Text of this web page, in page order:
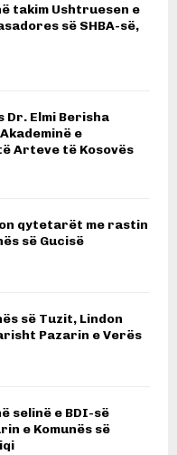
takim Ushtruesen e
së SHBA-së,
Elmi Berisha
e
Arteve të Kosovës
qytetarët me rastin
së Gucisë
së Tuzit, Lindon
Pazarin e Verës
selinë e BDI-së
e Komunës së